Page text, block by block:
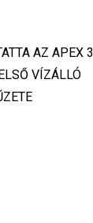
AZ APEX 3
VÍZÁLLÓ